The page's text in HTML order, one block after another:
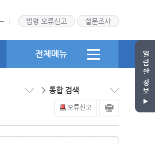
법령 오류신고 설문조사
전체메뉴
통합 검색
오류신고